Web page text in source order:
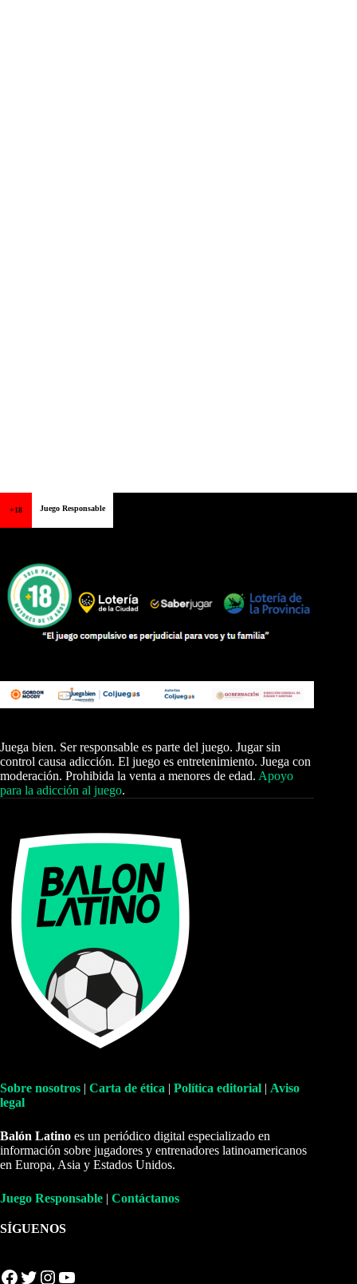
+18 Juego Responsable
Juega bien. Ser responsable es parte del juego. Jugar sin
control causa adicción. El juego es entretenimiento. Juega con
moderación. Prohibida la venta a menores de edad. Apoyo
para la adicción al juego.
Sobre nosotros | Carta de ética | Política editorial | Aviso
legal
Balón Latino es un periódico digital especializado en
información sobre jugadores y entrenadores latinoamericanos
en Europa, Asia y Estados Unidos.
Juego Responsable | Contáctanos
SÍGUENOS
Facebook Twitter Instagram YouTube